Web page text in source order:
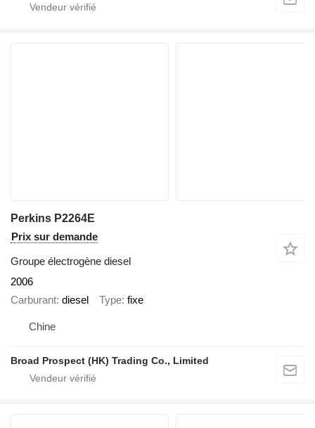
Perkins P2264E
Prix sur demande
Groupe électrogène diesel
2006
Carburant diesel Type fixe
Chine
Broad Prospect (HK) Trading Co., Limited